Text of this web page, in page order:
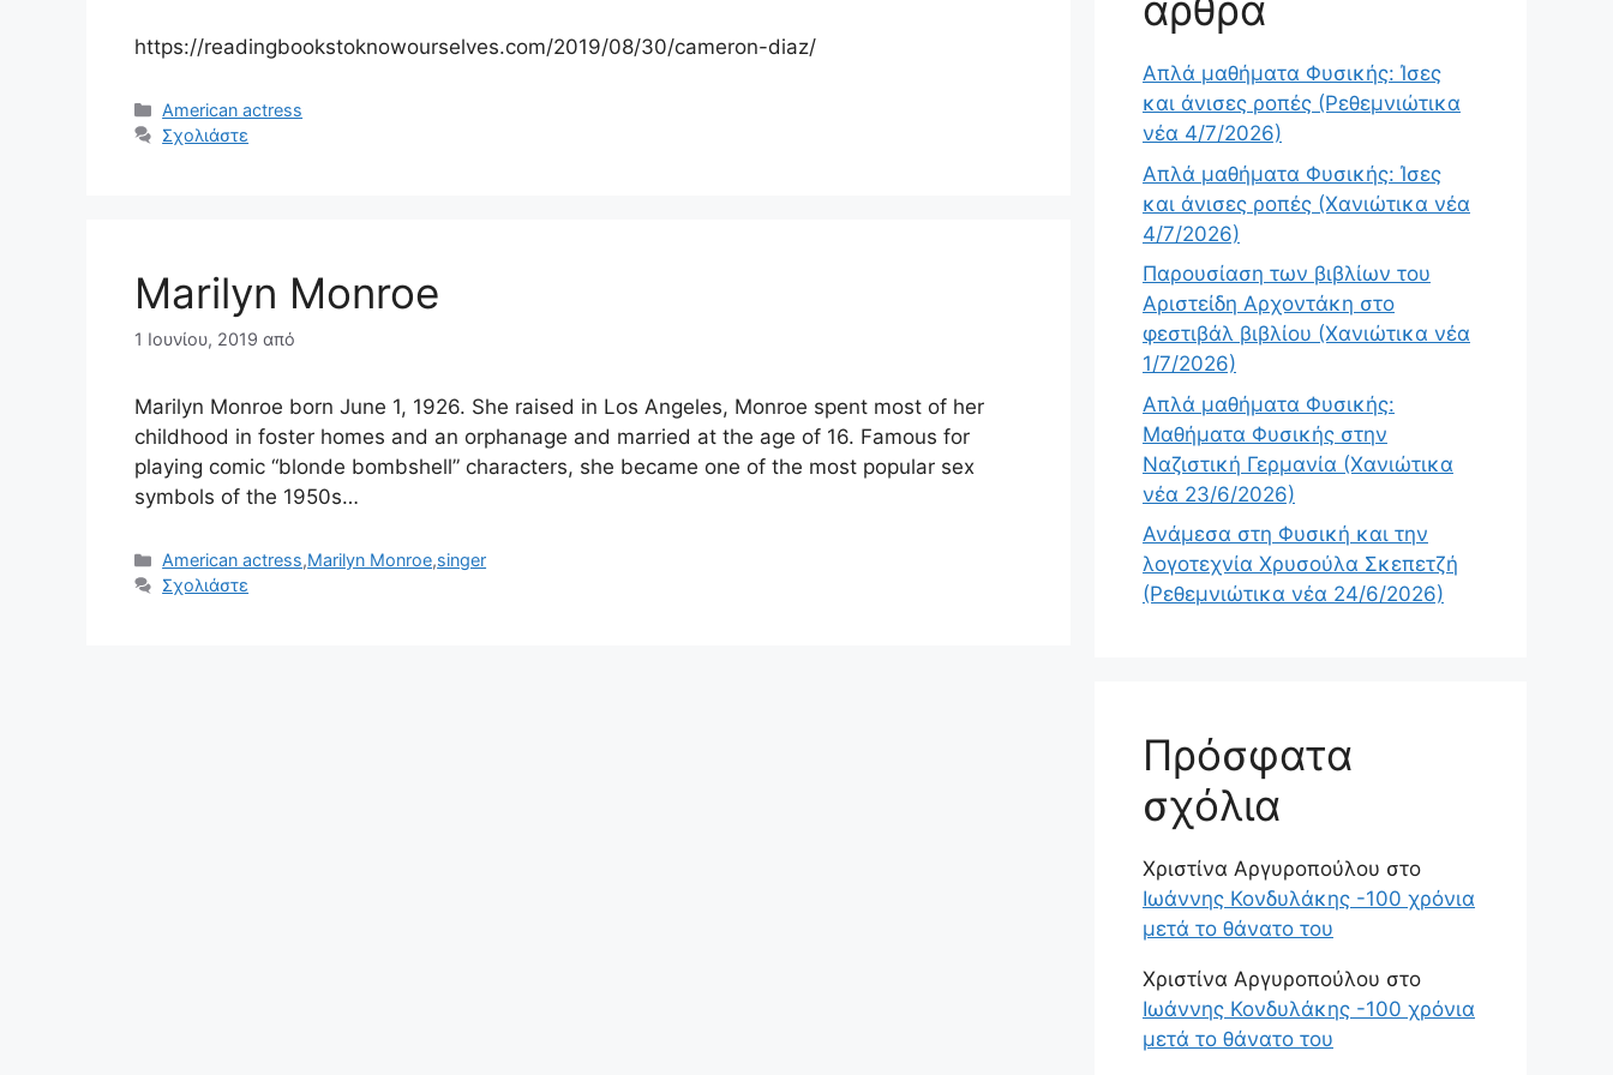
https://readingbookstoknowourselves.com/2019/08/30/cameron-diaz/
Κατηγορίες
American actress
Σχολιάστε
Marilyn Monroe
1 Ιουνίου, 2019 από
Marilyn Monroe born June 1, 1926. She raised in Los Angeles, Monroe spent most of her
childhood in foster homes and an orphanage and married at the age of 16. Famous for
playing comic “blonde bombshell” characters, she became one of the most popular sex
symbols of the 1950s…
Κατηγορίες
American actress,Marilyn Monroe,singer
Σχολιάστε
Απλά μαθήματα Φυσικής: Ίσες
και άνισες ροπές (Ρεθεμνιώτικα
νέα 4/7/2026)
Απλά μαθήματα Φυσικής: Ίσες
και άνισες ροπές (Χανιώτικα νέα
4/7/2026)
Παρουσίαση των βιβλίων του
Αριστείδη Αρχοντάκη στο
φεστιβάλ βιβλίου (Χανιώτικα νέα
1/7/2026)
Απλά μαθήματα Φυσικής:
Μαθήματα Φυσικής στην
Ναζιστική Γερμανία (Χανιώτικα
νέα 23/6/2026)
Ανάμεσα στη Φυσική και την
λογοτεχνία Χρυσούλα Σκεπετζή
(Ρεθεμνιώτικα νέα 24/6/2026)
Πρόσφατα
σχόλια
Χριστίνα Αργυροπούλου στο
Ιωάννης Κονδυλάκης -100 χρόνια
μετά το θάνατο του
Χριστίνα Αργυροπούλου στο
Ιωάννης Κονδυλάκης -100 χρόνια
μετά το θάνατο του